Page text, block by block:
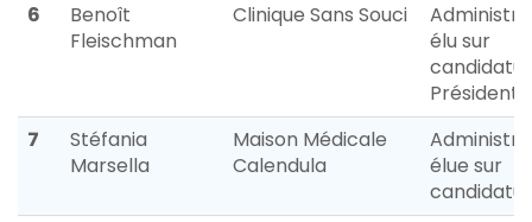
6
Benoît
Fleischman
Clinique Sans Souci
élu sur
Président
7
Stéfania
Marsella
Maison Médicale
Calendula
élue sur